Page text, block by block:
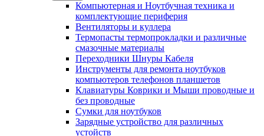
Компьютерная и Ноутбучная техника и
комплектующие периферия
Вентиляторы и куллера
Термопасты термопрокладки и различные
смазочные материалы
Переходники Шнуры Кабеля
Инструменты для ремонта ноутбуков
компьютеров телефонов планшетов
Клавиатуры Коврики и Мыши проводные и
без проводные
Сумки для ноутбуков
Зарядные устройство для различных
устойств